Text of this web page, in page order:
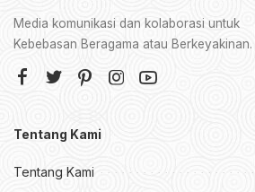
Media komunikasi dan kolaborasi untuk
Kebebasan Beragama atau Berkeyakinan.
Tentang Kami
Tentang Kami